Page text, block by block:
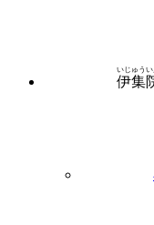
伊集
いじゅうい